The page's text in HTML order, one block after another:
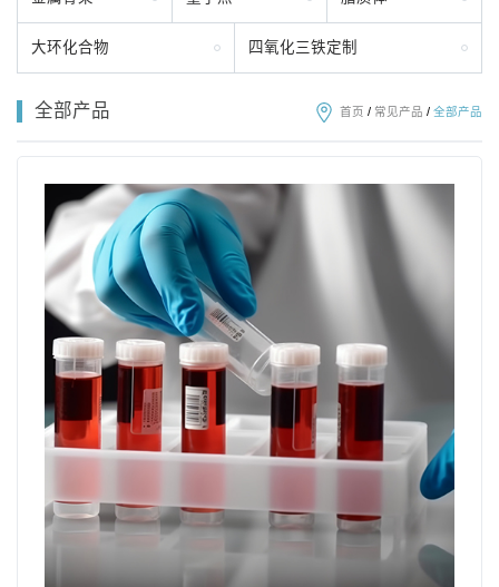
大环化合物 四氧化三铁定制
全部产品 首页 / 常见产品 / 全部产品